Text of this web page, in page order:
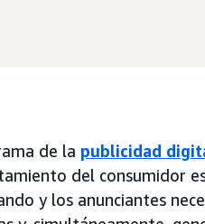
de la publicidad
del consumidor
y los anunciantes